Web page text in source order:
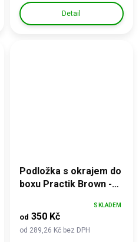
Detail
Podložka s okrajem do
boxu Practik Brown -
termoizolační
od 289,26 Kč bez DPH
od 350 Kč
SKLADEM